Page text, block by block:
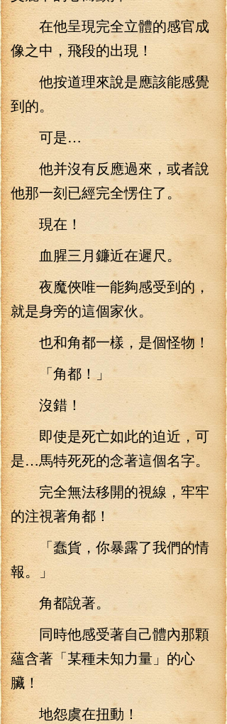
在他呈現完全立體的感官成
像之中，飛段的出現！
他按道理來說是應該能感覺
到的。
可是…
他并沒有反應過來，或者說
他那一刻已經完全愣住了。
現在！
血腥三月鐮近在遲尺。
夜魔俠唯一能夠感受到的，
就是身旁的這個家伙。
也和角都一樣，是個怪物！
「角都！」
沒錯！
即使是死亡如此的迫近，可
是…馬特死死的念著這個名字。
完全無法移開的視線，牢牢
的注視著角都！
「蠢貨，你暴露了我們的情
報。」
角都說著。
同時他感受著自己體內那顆
蘊含著「某種未知力量」的心
臟！
地怨虞在扭動！